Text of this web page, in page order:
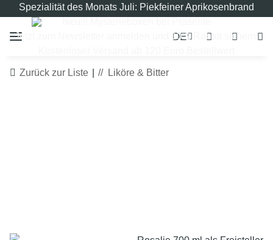
Spezialität des Monats Juli: Piekfeiner Aprikosenbrand
Jetzt zum Newsletter anmelden und 10% Rabatt sichern!
DE
Zurück zur Liste Liköre & Bitter